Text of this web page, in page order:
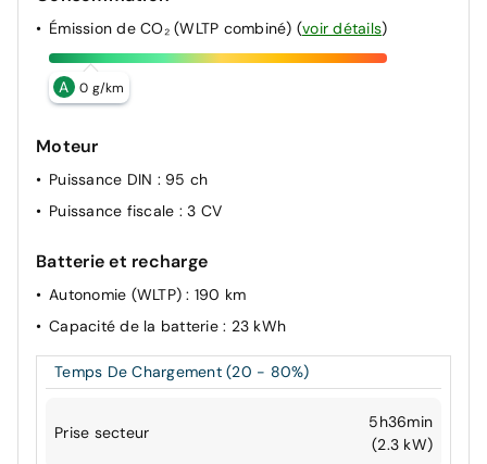
Émission de CO₂ (WLTP combiné) (voir détails)
A 0 g/km
Moteur
Puissance DIN : 95 ch
Puissance fiscale : 3 CV
Batterie et recharge
Autonomie (WLTP): 190 km
Capacité de la batterie : 23 kWh
Temps De Chargement (20 - 80%)
Prise secteur
5h36min
(2.3 kW)